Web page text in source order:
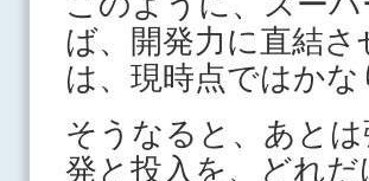
ば、開発力に直結
は、現時点ではか
そうなると、あと
発と投入を、どれ